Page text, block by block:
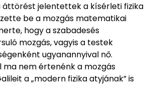
áttörést jelentettek a kísérleti fizika
be a mozgás matematikai
hogy a szabadesés
mozgás, vagyis a testek
ugyanannyival nő.
ma nem értenénk a mozgás
a „modern fizika atyjának” is